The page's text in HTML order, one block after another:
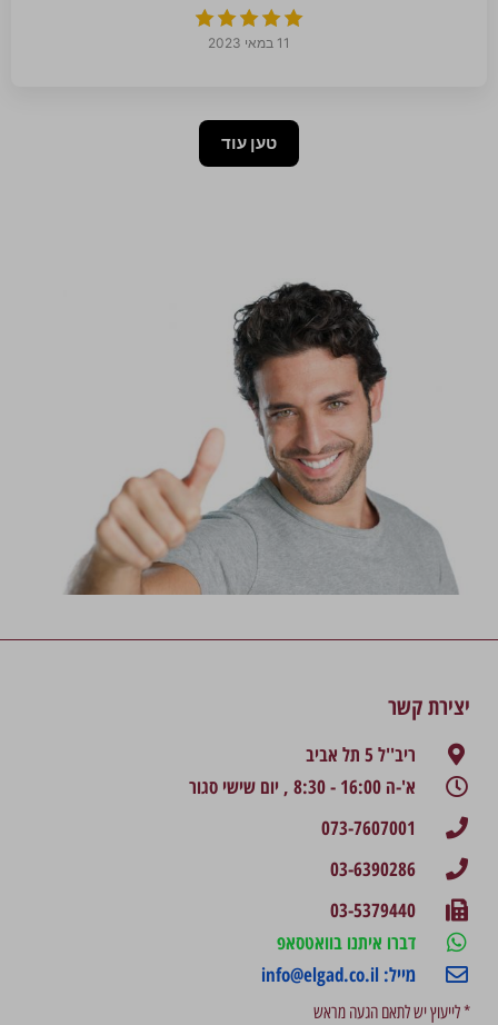
11 במאי 2023
טען עוד
יצירת קשר
ריב''ל 5 תל אביב
א'-ה 16:00 - 8:30 , יום שישי סגור
073-7607001
03-6390286
03-5379440
דברו איתנו בוואטסאפ
מייל: info@elgad.co.il
* לייעוץ יש לתאם הגעה מראש